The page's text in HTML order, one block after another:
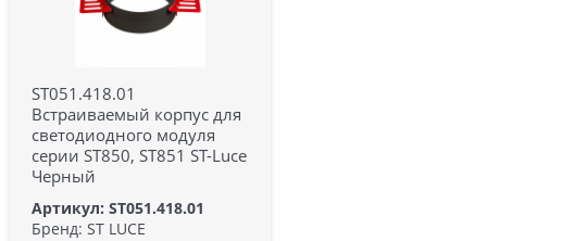
ST051.418.01
Встраиваемый корпус для
светодиодного модуля
серии ST850, ST851 ST-Luce
Черный
Артикул: ST051.418.01
Бренд: ST LUCE